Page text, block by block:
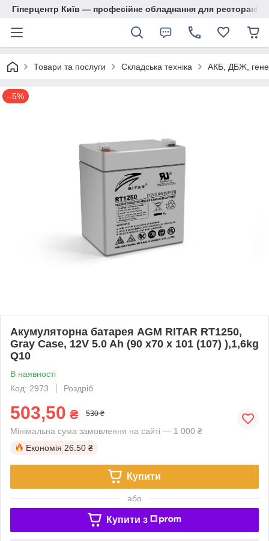
Гіперцентр Київ — професійне обладнання для ресторанів,
Товари та послуги Складська техніка АКБ, ДБЖ,
–5%
Акумуляторна батарея AGM RITAR RT1250,
Gray Case, 12V 5.0 Ah (90 х70 х 101 (107) ),1,6kg
Q10
В наявності
Код: 2973
Роздріб
503,50 ₴ 530 ₴
Мінімальна сума замовлення на сайті — 1 000 ₴
Економія 26.50 ₴
Купити
або
Купити з